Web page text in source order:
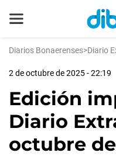
Diarios Bonaerenses>Diario
2 de octubre de 2025 - 22:19
Edición
Diario
octubre